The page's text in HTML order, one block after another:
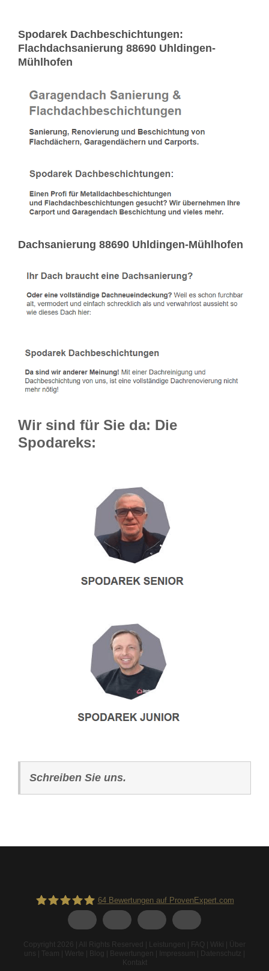
Spodarek Dachbeschichtungen:
Flachdachsanierung 88690 Uhldingen-
Mühlhofen
Dachsanierung 88690 Uhldingen-Mühlhofen
Wir sind für Sie da: Die
Spodareks:
Schreiben Sie uns.
64Bewertungen auf ProvenExpert.com
Copyright 2026 | All Rights Reserved | Leistungen FAQ Wiki
Über
uns
Team Werte Blog Bewertungen Impressum Datenschutz
Kontakt